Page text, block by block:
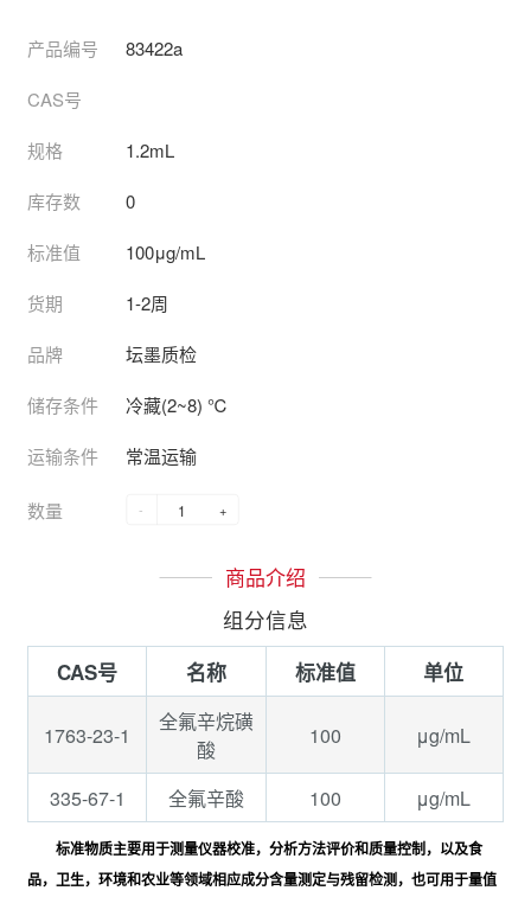
产品编号 83422a
CAS号
规格 1.2mL
库存数 0
标准值 100μg/mL
货期 1-2周
品牌 坛墨质检
储存条件 冷藏(2~8) ℃
运输条件 常温运输
数量 - +
商品介绍
组分信息
CAS号 名称 标准值 单位
1763-23-1
全氟辛烷磺
酸
100 μg/mL
335-67-1 全氟辛酸 100 μg/mL
标准物质主要用于测量仪器校准，分析方法评价和质量控制，以及食
品，卫生，环境和农业等领域相应成分含量测定与残留检测，也可用于量值